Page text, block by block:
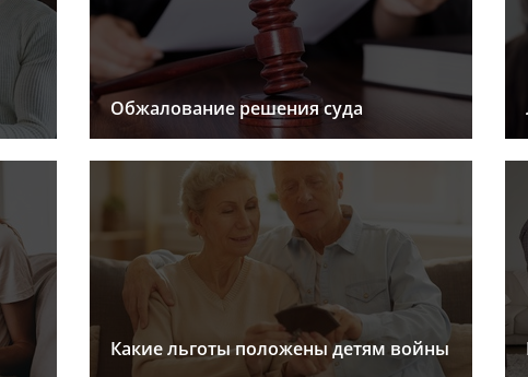
Обжалование решения суда
Какие льготы положены детям войны